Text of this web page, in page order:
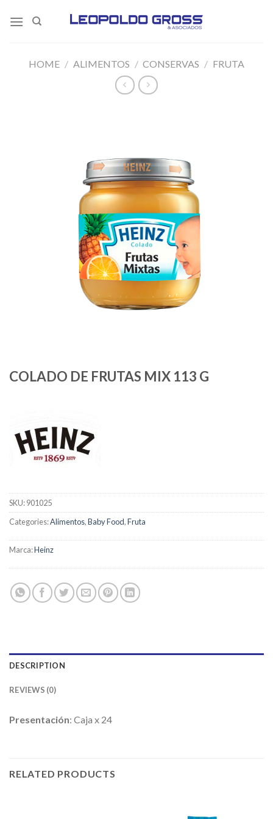
HOME / ALIMENTOS / CONSERVAS / FRUTA
COLADO DE FRUTAS MIX 113 G
SKU:901025
Categories:Alimentos,Baby Food,Fruta
Marca:Heinz
DESCRIPTION
REVIEWS (0)
Presentación: Caja x 24
RELATED PRODUCTS